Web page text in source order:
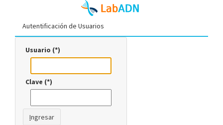
Autentificación de Usuarios
Usuario (*)
Clave (*)
Ingresar